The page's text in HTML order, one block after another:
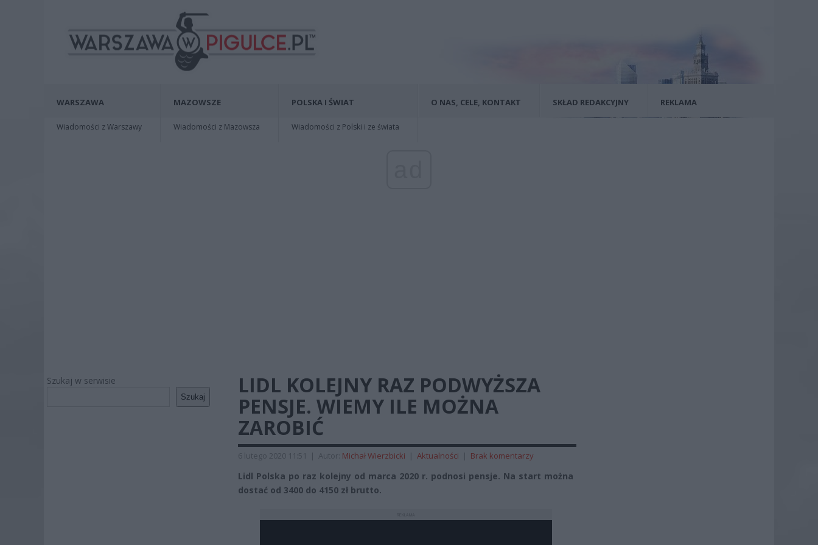
WARSZAWA
Wiadomości z Warszawy
MAZOWSZE
Wiadomości z Mazowsza
POLSKA I ŚWIAT
Wiadomości z Polski i ze świata
O NAS, CELE, KONTAKT SKŁAD REDAKCYJNY REKLAMA
Szukaj w serwisie
Szukaj
LIDL KOLEJNY RAZ PODWYŻSZA
PENSJE. WIEMY ILE MOŻNA
ZAROBIĆ
6 lutego 2020 11:51 | Autor: Michał Wierzbicki | Aktualności | Brak komentarzy
Lidl Polska po raz kolejny od marca 2020 r. podnosi pensje. Na start można
dostać od 3400 do 4150 zł brutto.